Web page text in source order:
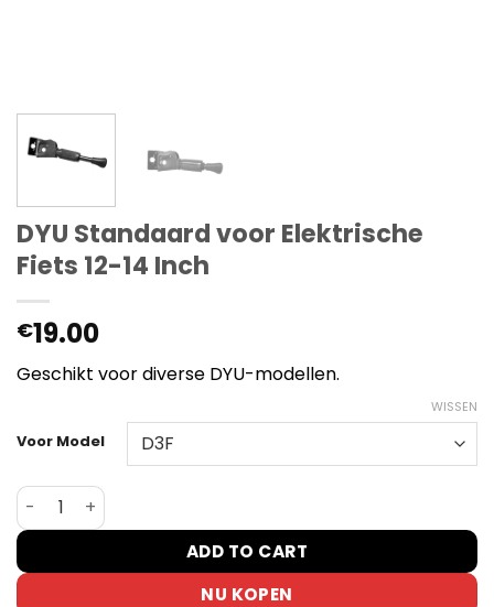
DYU Standaard voor Elektrische
Fiets 12-14 Inch
€19.00
Geschikt voor diverse DYU-modellen.
Voor Model
WISSEN
DYU Standaard voor Elektrische Fiets 12-14 Inch aantal
ADD TO CART
NU KOPEN